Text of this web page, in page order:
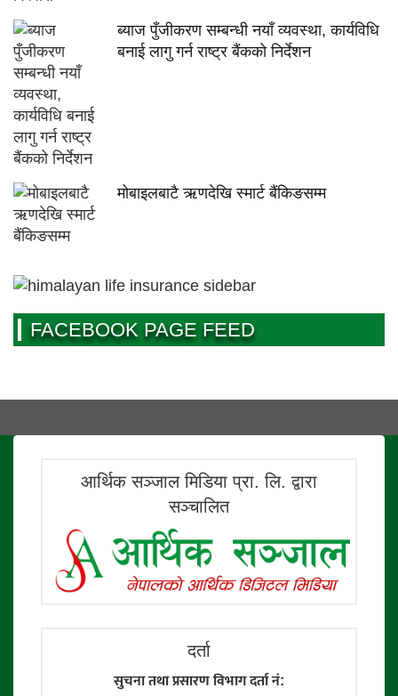
ब्याज पुँजीकरण सम्बन्धी नयाँ व्यवस्था, कार्यविधि
बनाई लागु गर्न राष्ट्र बैंकको निर्देशन
मोबाइलबाटै ऋणदेखि स्मार्ट बैंकिङसम्म
FACEBOOK PAGE FEED
आर्थिक सञ्जाल मिडिया प्रा. लि. द्वारा
सञ्चालित
दर्ता
सुचना तथा प्रसारण विभाग दर्ता नं: